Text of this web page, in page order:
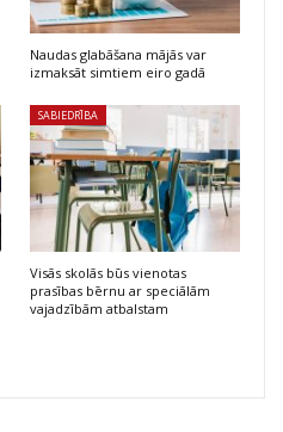
Naudas glabāšana mājās var
izmaksāt simtiem eiro gadā
SABIEDRĪBA
Visās skolās būs vienotas
prasības bērnu ar speciālām
vajadzībām atbalstam